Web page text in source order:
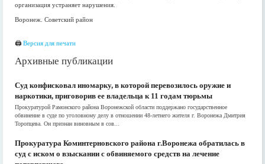
организация устраняет нарушения.
Воронеж. Советский район
🖨 Версия для печати
Архивные публикации
Суд конфисковал иномарку, в которой перевозилось оружие и
наркотики, приговорив ее владельца к 11 годам тюрьмы
Прокуратурой Рамонского района Воронежской области поддержано государственное
обвинение в суде по уголовному делу в отношении 48-летнего жителя г. Воронежа Дмитрия
Торопцева. Он признан виновным в сов...
Прокуратура Коминтерновского района г.Воронежа обратилась в
суд с иском о взыскании с обвиняемого средств на лечение